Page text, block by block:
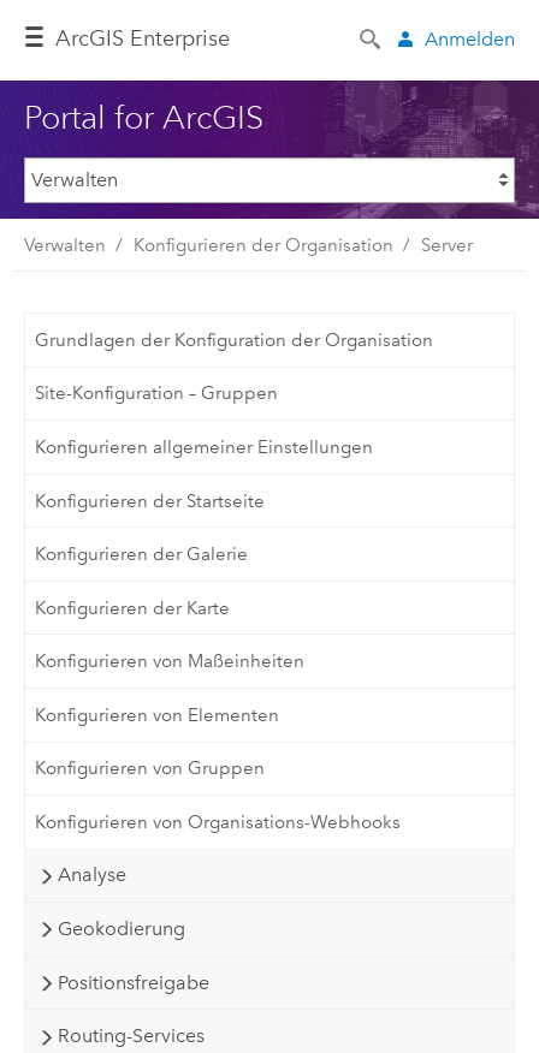
ArcGIS Enterprise Anmelden
Portal for ArcGIS
Verwalten Konfigurieren der Organisation Server
Grundlagen der Konfiguration der Organisation
Site-Konfiguration – Gruppen
Konfigurieren allgemeiner Einstellungen
Konfigurieren der Startseite
Konfigurieren der Galerie
Konfigurieren der Karte
Konfigurieren von Maßeinheiten
Konfigurieren von Elementen
Konfigurieren von Gruppen
Konfigurieren von Organisations-Webhooks
Analyse
Geokodierung
Positionsfreigabe
Routing-Services